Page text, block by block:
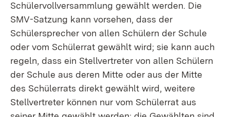
Schülervollversammlung gewählt werden. Die
SMV-Satzung kann vorsehen, dass der
Schülersprecher von allen Schülern der Schule
oder vom Schülerrat gewählt wird; sie kann auch
regeln, dass ein Stellvertreter von allen Schülern
der Schule aus deren Mitte oder aus der Mitte
des Schülerrats direkt gewählt wird, weitere
Stellvertreter können nur vom Schülerrat aus